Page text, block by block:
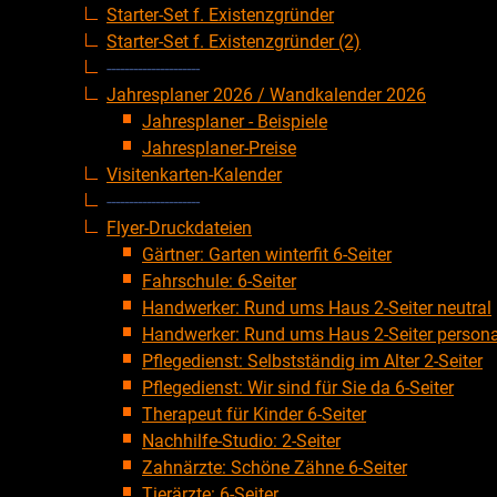
Starter-Set f. Existenzgründer
Starter-Set f. Existenzgründer (2)
---------------------
Jahresplaner 2026 / Wandkalender 2026
Jahresplaner - Beispiele
Jahresplaner-Preise
Visitenkarten-Kalender
---------------------
Flyer-Druckdateien
Gärtner: Garten winterfit 6-Seiter
Fahrschule: 6-Seiter
Handwerker: Rund ums Haus 2-Seiter neutral
Handwerker: Rund ums Haus 2-Seiter
Pflegedienst: Selbstständig im Alter 2-Seiter
Pflegedienst: Wir sind für Sie da 6-Seiter
Therapeut für Kinder 6-Seiter
Nachhilfe-Studio: 2-Seiter
Zahnärzte: Schöne Zähne 6-Seiter